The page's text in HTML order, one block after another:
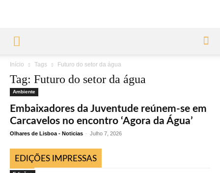
Início Tags Futuro do setor da água
Tag: Futuro do setor da água
Ambiente
Embaixadores da Juventude reúnem-se em
Carcavelos no encontro ‘Agora da Água’
Olhares de Lisboa - Noticias - Julho 7, 2026
EDIÇÕES IMPRESSAS